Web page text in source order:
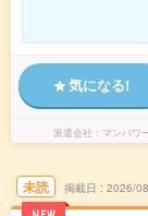
気になる!
派遣会社 マンパワ
未読 掲載日 2026/